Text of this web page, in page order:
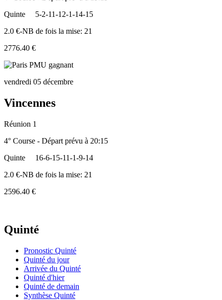
Quinte
5-2-11-12-1-14-15
2.0 €-NB de fois la mise: 21
2776.40 €
vendredi 05 décembre
Vincennes
Réunion 1
4° Course - Départ prévu à 20:15
Quinte
16-6-15-11-1-9-14
2.0 €-NB de fois la mise: 21
2596.40 €
Quinté
Pronostic Quinté
Quinté du jour
Arrivée du Quinté
Quinté d'hier
Quinté de demain
Synthèse Quinté